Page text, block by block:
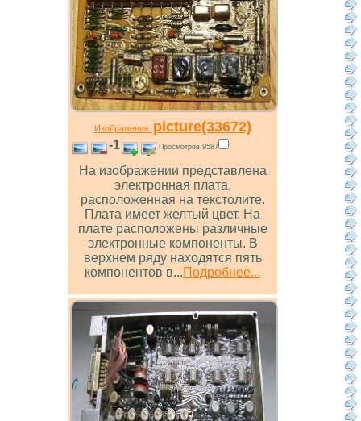
Изображениеpicture(33672)
-1 Просмотров 9587
На изображении представлена
электронная плата,
расположенная на текстолите.
Плата имеет желтый цвет. На
плате расположены различные
электронные компоненты. В
верхнем ряду находятся пять
компонентов в...Подробнее...